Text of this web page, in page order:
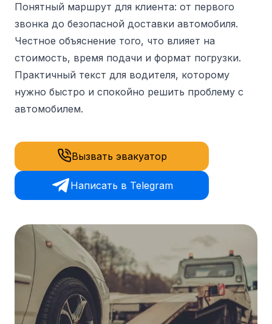
Понятный маршрут для клиента: от первого
звонка до безопасной доставки автомобиля.
Честное объяснение того, что влияет на
стоимость, время подачи и формат погрузки.
Практичный текст для водителя, которому
нужно быстро и спокойно решить проблему с
автомобилем.
Вызвать эвакуатор
Написать в Telegram